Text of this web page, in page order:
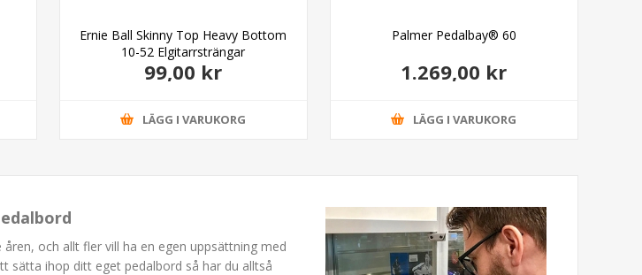
Ernie Ball Skinny Top Heavy Bottom
10-52 Elgitarrsträngar
99,00 kr
LÄGG I VARUKORG
Palmer Pedalbay® 60
1.269,00 kr
LÄGG I VARUKORG
och allt fler vill ha en egen uppsättning med
sätta ihop ditt eget pedalbord så har du alltså